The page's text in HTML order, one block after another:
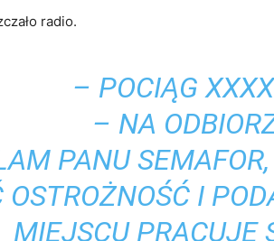
radio.
– POCIĄG
– NA
PANU
I
MIEJSCU PRACUJE